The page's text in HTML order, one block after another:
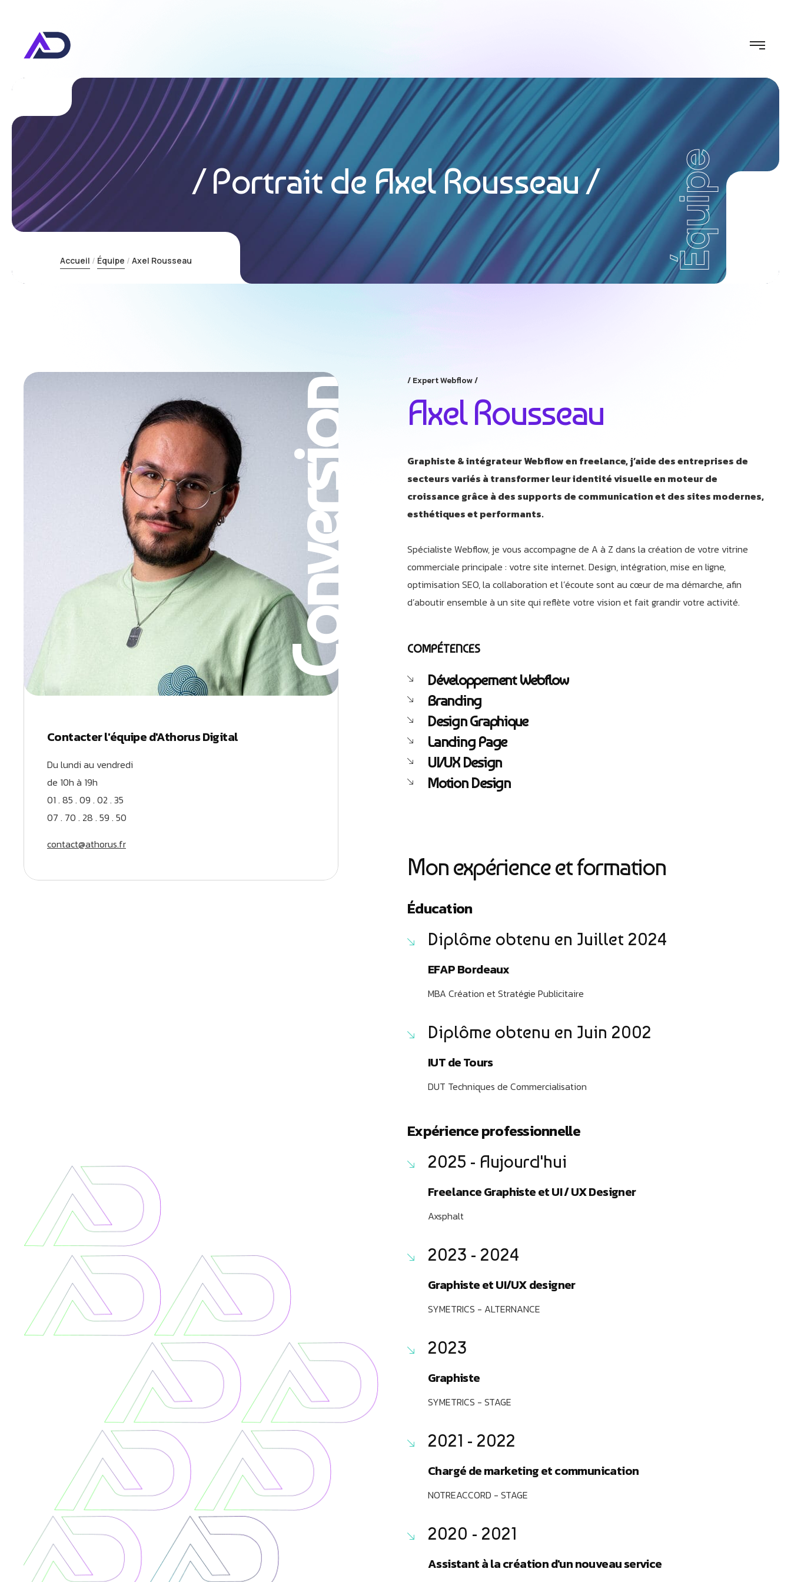
Portrait de Axel Rousseau Équipe
Accueil Équipe Axel Rousseau
Conversion
Contacter l'équipe d'Athorus Digital
Du lundi au vendredi
de 10h à 19h
01 . 85 . 09 . 02 . 35
07 . 70 . 28 . 59 . 50
contact@athorus.fr
Expert Webflow
Axel Rousseau
Graphiste & intégrateur Webflow en freelance, j’aide des entreprises de
secteurs variés à transformer leur identité visuelle en moteur de
croissance grâce à des supports de communication et des sites modernes,
esthétiques et performants.
Spécialiste Webflow, je vous accompagne de A à Z dans la création de votre vitrine
commerciale principale : votre site internet. Design, intégration, mise en ligne,
optimisation SEO, la collaboration et l’écoute sont au cœur de ma démarche, afin
d’aboutir ensemble à un site qui reflète votre vision et fait grandir votre activité.
COMPÉTENCES
Développement Webflow
Branding
Design Graphique
Landing Page
UI/UX Design
Motion Design
Mon expérience et formation
Éducation
Diplôme obtenu en Juillet 2024
EFAP Bordeaux
MBA Création et Stratégie Publicitaire
Diplôme obtenu en Juin 2002
IUT de Tours
DUT Techniques de Commercialisation
Expérience professionnelle
2025 - Aujourd'hui
Freelance Graphiste et UI / UX Designer
Axsphalt
2023 - 2024
Graphiste et UI/UX designer
SYMETRICS - ALTERNANCE
2023
Graphiste
SYMETRICS - STAGE
2021 - 2022
Chargé de marketing et communication
NOTREACCORD - STAGE
2020 - 2021
Assistant à la création d'un nouveau service